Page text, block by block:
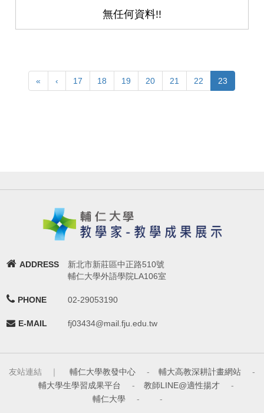
無任何資料!!
« ‹ 17 18 19 20 21 22 23
ADDRESS
新北市新莊區中正路510號
輔仁大學外語學院LA106室
PHONE 02-29053190
E-MAIL fj03434@mail.fju.edu.tw
友站連結 ｜ 輔仁大學教發中心 - 輔大高教深耕計畫網站
-
輔大學生學習成果平台
- 教師LINE@適性揚才
-
輔仁大學
- -